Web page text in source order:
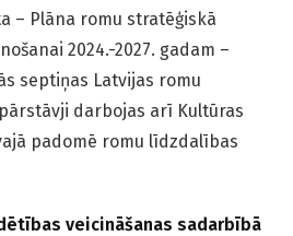
– Plāna romu stratēģiskā
2024.-2027. gadam –
septiņas Latvijas romu
darbojas arī Kultūras
padomē romu līdzdalības
veicināšanas sadarbībā